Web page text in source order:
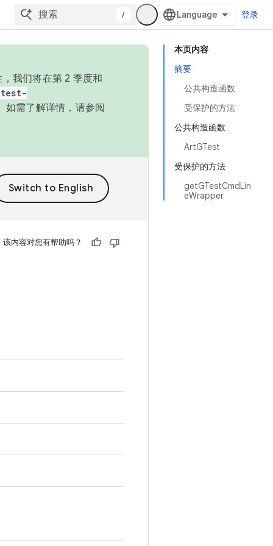
/ 登录
本页内容
摘要
公共构造函数
受保护的方法
公共构造函数
ArtGTest
受保护的方法
getGTestCmdLin
eWrapper
我们将在第 2 季度和
如需了解详情，请参阅
该内容对您有帮助吗？